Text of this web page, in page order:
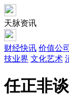
天脉资讯
财经快讯 价值公司
技业界 文化艺术
任正非